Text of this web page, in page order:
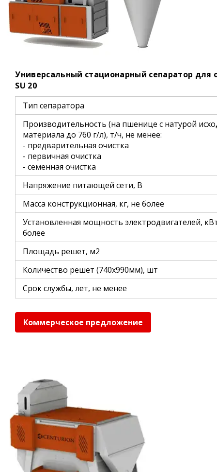
Универсальный стационарный сепаратор для
SU 20
Тип сепаратора
Производительность (на пшенице с натурой
материала до 760 г/л), т/ч, не менее:
- предварительная очистка
- первичная очистка
- семенная очистка
Напряжение питающей сети, В
Масса конструкционная, кг, не более
Установленная мощность электродвигателей,
более
Площадь решет, м2
Количество решет (740х990мм), шт
Срок службы, лет, не менее
Коммерческое предложение